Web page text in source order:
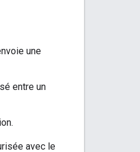
une
entre un
avec le